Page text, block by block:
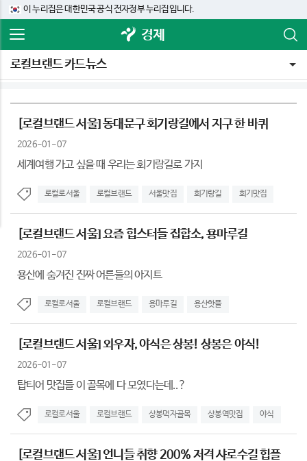
이 누리집은 대한민국 공식 전자정부 누리집입니다.
경제
로컬브랜드 카드뉴스
[로컬브랜드 서울] 동대문구 회기랑길에서 지구 한 바퀴
2026-01-07
세계여행 가고 싶을 때 우리는 회기랑길로 가지
로컬로서울 로컬브랜드 서울맛집 회기랑길 회기맛집
[로컬브랜드 서울] 요즘 힙스터들 집합소, 용마루길
2026-01-07
용산에 숨겨진 진짜 어른들의 아지트
로컬로서울 로컬브랜드 용마루길 용산핫플
[로컬브랜드 서울] 외우자, 야식은 상봉! 상봉은 야식!
2026-01-07
탑티어 맛집들 이 골목에 다 모였다는데..?
로컬로서울 로컬브랜드 상봉먹자골목 상봉역맛집 야식
[로컬브랜드 서울] 언니들 취향 200% 저격 샤로수길 힙플